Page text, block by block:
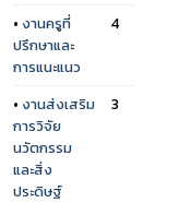
• งานครูที่
ปรึกษาและ
การแนะแนว
4
• งานส่งเสริม
การวิจัย
นวัตกรรม
และสิ่ง
ประดิษฐ์
3